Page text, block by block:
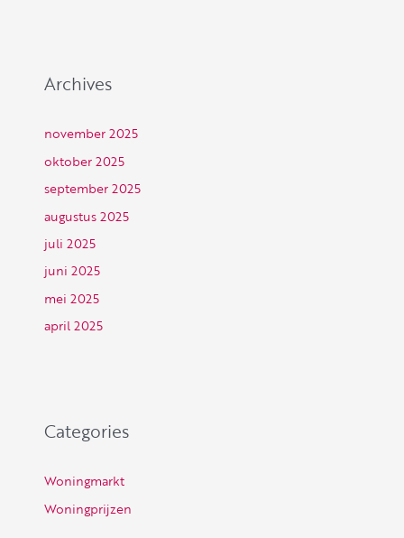
Archives
november 2025
oktober 2025
september 2025
augustus 2025
juli 2025
juni 2025
mei 2025
april 2025
Categories
Woningmarkt
Woningprijzen